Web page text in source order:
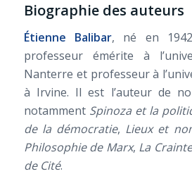
Biographie des auteurs
Étienne Balibar, né en
professeur émérite à
Nanterre et professeur à
à Irvine. Il est l’auteur de
notamment Spinoza et la
de la démocratie, Lieux et
Philosophie de Marx, La
de Cité.